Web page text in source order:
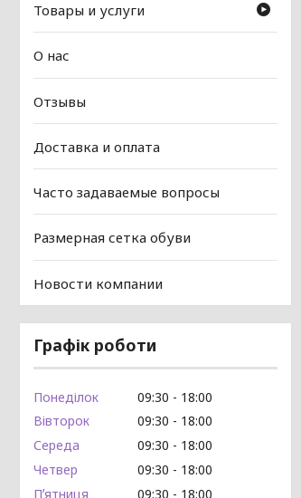
Товары и услуги
О нас
Отзывы
Доставка и оплата
Часто задаваемые вопросы
Размерная сетка обуви
Новости компании
Графік роботи
Понеділок 09:30
18:00
Вівторок
09:30
18:00
Середа
09:30
18:00
Четвер
09:30
18:00
Пʼятниця
09:30
18:00